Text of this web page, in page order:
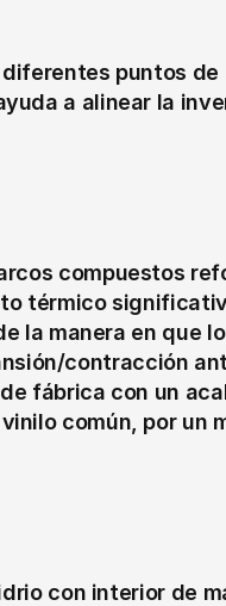
puntos de
a alinear la
compuestos
térmico
la manera en que
contracción
fábrica con un
común, por un
con interior de